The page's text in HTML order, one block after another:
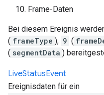
Frame-Daten
Bei diesem Ereignis
( frameType ), 9 (
( segmentData )
LiveStatusEvent
Ereignisdaten für ein